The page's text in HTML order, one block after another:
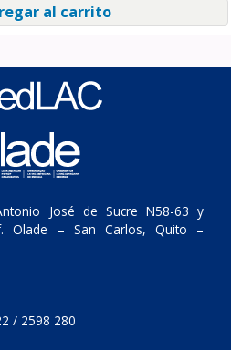
al carrito
José de Sucre N58-63 y
Olade – San Carlos, Quito –
/ 2598 280